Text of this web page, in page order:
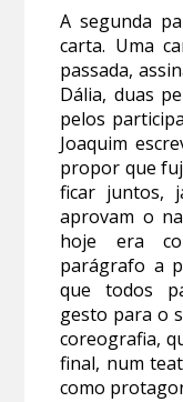
A segunda
carta. Uma
passada,
Dália, duas
pelos
Joaquim
propor que
ficar juntos,
aprovam o
hoje era
parágrafo a
que todos
gesto para o
coreografia,
final, num
como